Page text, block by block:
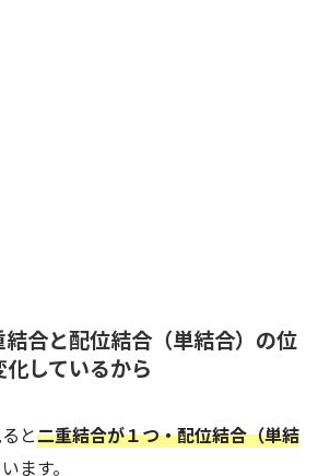
合と配位結合（単結合）の位
しているから
と二重結合が１つ・配位結合（単結
ます。